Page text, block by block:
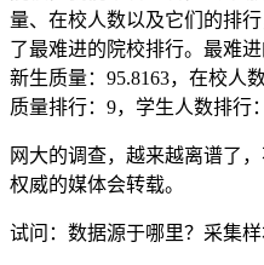
量、在校人数以及它们的排
了最难进的院校排行。最难
新生质量：95.8163，在校人
质量排行：9，学生人数排行
网大的调查，越来越离谱了
权威的媒体会转载。
试问：数据源于哪里？采集样